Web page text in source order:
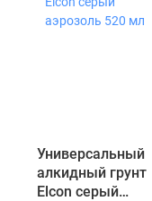
Универсальный
алкидный грунт
Elcon серый